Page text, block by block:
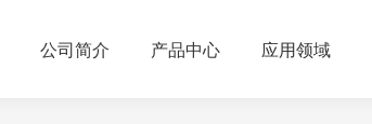
公司简介 产品中心 应用领域